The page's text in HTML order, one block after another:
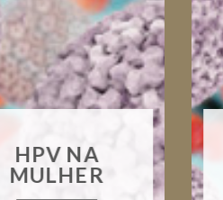
HPV NA
MULHER